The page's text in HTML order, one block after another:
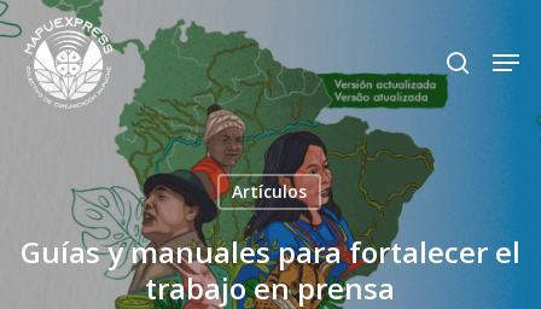
Skip
main
search
Artículos
Guías y manuales para fortalecer el
trabajo en prensa
Close
Menu